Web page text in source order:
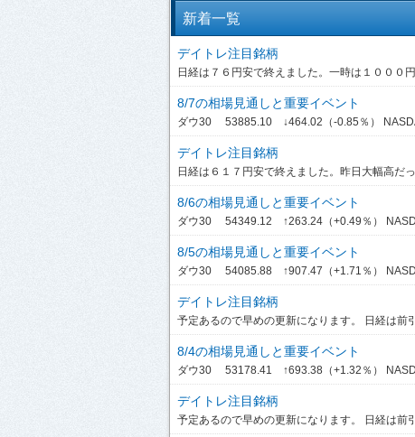
新着一覧
デイトレ注目銘柄
日経は７６円安で終えました。一時は１０００
8/7の相場見通しと重要イベント
ダウ30 53885.10 ↓464.02（-0.85％）
デイトレ注目銘柄
日経は６１７円安で終えました。昨日大幅高だ
8/6の相場見通しと重要イベント
ダウ30 54349.12 ↑263.24（+0.49％）
8/5の相場見通しと重要イベント
ダウ30 54085.88 ↑907.47（+1.71％）
デイトレ注目銘柄
予定あるので早めの更新になります。 日経は前
8/4の相場見通しと重要イベント
ダウ30 53178.41 ↑693.38（+1.32％）
デイトレ注目銘柄
予定あるので早めの更新になります。 日経は前